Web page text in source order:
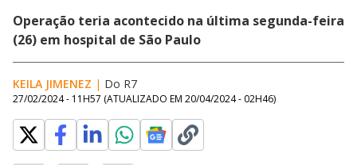
Operação teria acontecido na última segunda-feira
(26) em hospital de São Paulo
KEILA JIMENEZ | Do R7
27/02/2024 - 11H57 (ATUALIZADO EM 20/04/2024 - 02H46)